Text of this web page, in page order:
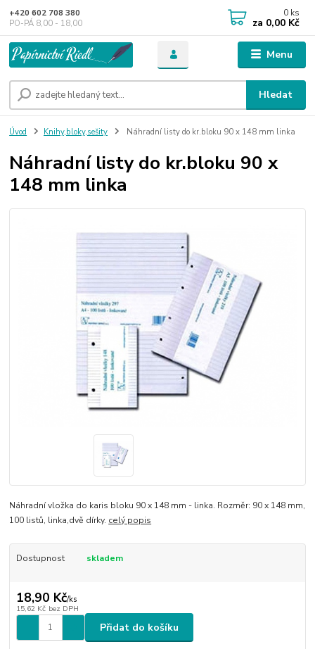
Menu
Hledat
+420 602 708 380
PO-PÁ 8,00 - 18,00
0 ks
za 0,00 Kč
Úvod Knihy,bloky,sešity Náhradní listy do kr.bloku 90 x 148 mm linka
Náhradní listy do kr.bloku 90 x
148 mm linka
Náhradní vložka do karis bloku 90 x 148 mm - linka. Rozměr: 90 x 148 mm,
100 listů, linka,dvě dírky. celý popis
Dostupnost skladem
18,90 Kč/ks
15,62 Kč bez DPH
Přidat do košíku